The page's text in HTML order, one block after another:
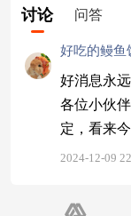
讨论 问答
好吃的鳗鱼
好消息永
各位小伙
定，看来
2024-12-09